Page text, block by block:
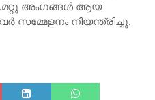
അംഗങ്ങൾ ആയ
സമ്മേളനം നിയന്ത്രിച്ചു.